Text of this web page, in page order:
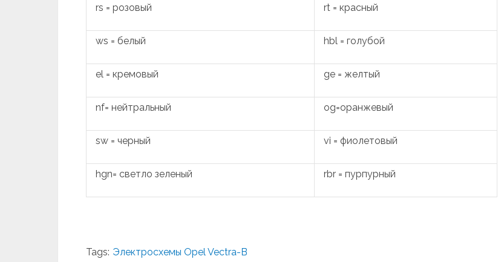
rs = розовый rt = красный
ws = белый hbl = голубой
el = кремовый ge = желтый
nf= нейтральный og=оранжевый
sw = черный vi = фиолетовый
hgn= светло зеленый rbr = пурпурный
Tags: Электросхемы Opel Vectra-B